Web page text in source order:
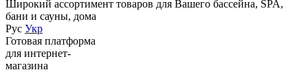
Широкий ассортимент товаров для Вашего бассейна, SPA,
бани и сауны, дома
Рус Укр
Готовая платформа
для интернет-
магазина